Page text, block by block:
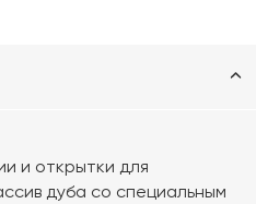
и открытки для
дуба со специальным